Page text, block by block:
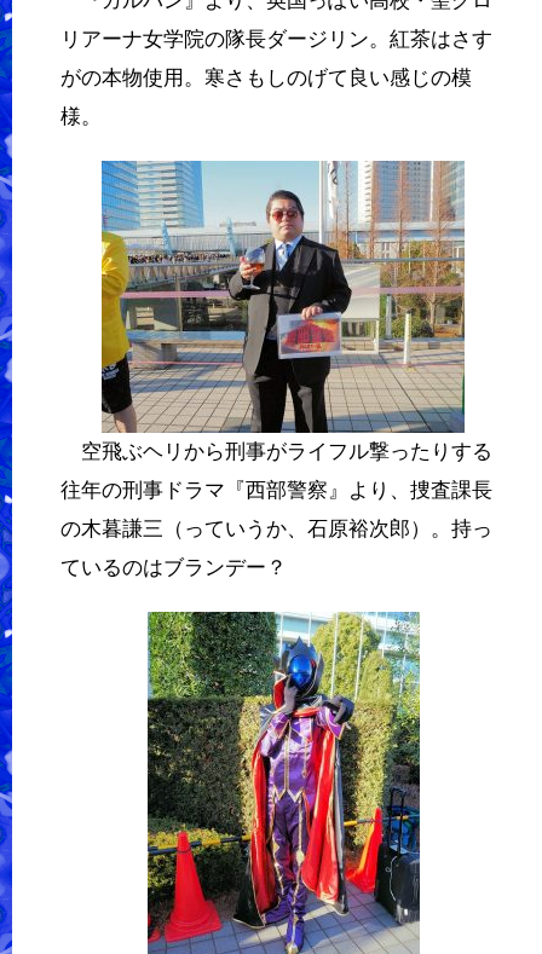
リアーナ女学院の隊長ダージリン。紅茶はさす
がの本物使用。寒さもしのげて良い感じの模
様。
空飛ぶヘリから刑事がライフル撃ったりする
往年の刑事ドラマ『西部警察』より、捜査課長
の木暮謙三（っていうか、石原裕次郎）。持っ
ているのはブランデー？